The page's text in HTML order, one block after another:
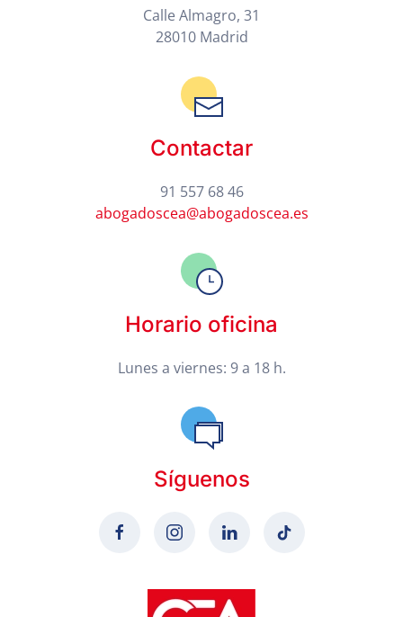
Calle Almagro, 31
28010 Madrid
Contactar
91 557 68 46
abogadoscea@abogadoscea.es
Horario oficina
Lunes a viernes: 9 a 18 h.
Síguenos